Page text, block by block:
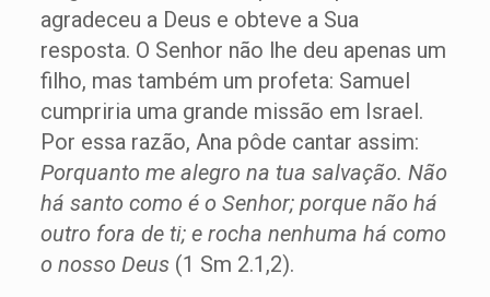
agradeceu a Deus e obteve a Sua
resposta. O Senhor não lhe deu apenas um
filho, mas também um profeta: Samuel
cumpriria uma grande missão em Israel.
Por essa razão, Ana pôde cantar assim:
Porquanto me alegro na tua salvação. Não
há santo como é o Senhor; porque não há
outro fora de ti; e rocha nenhuma há como
o nosso Deus (1 Sm 2.1,2).